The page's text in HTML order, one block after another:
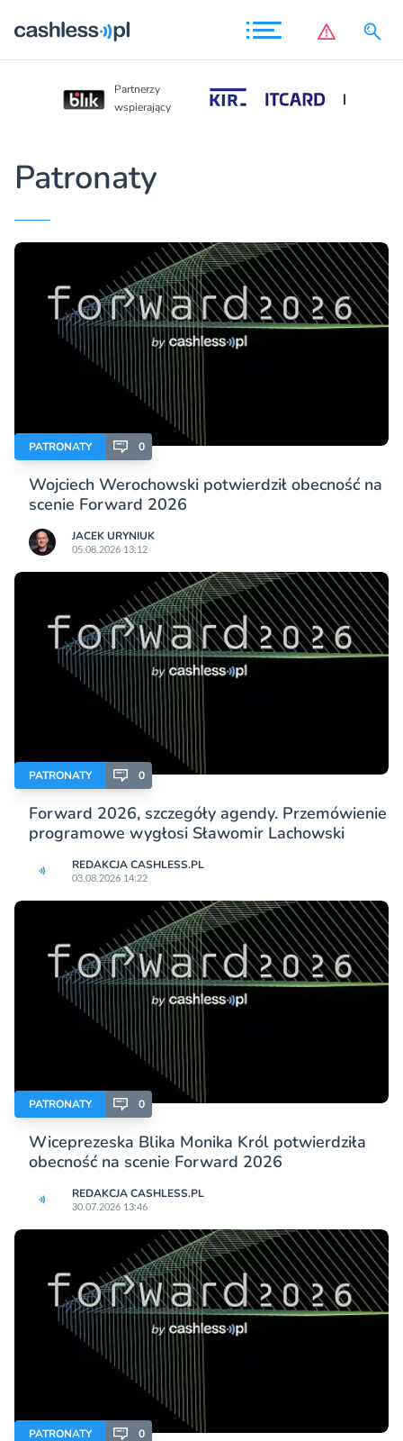
Partnerzy
wspierający
Patronaty
PATRONATY 0
Wojciech Werochowski potwierdził obecność na
scenie Forward 2026
JACEK URYNIUK
05.08.2026 13:12
PATRONATY 0
Forward 2026, szczegóły agendy. Przemówienie
programowe wygłosi Sławomir Lachowski
REDAKCJA CASHLESS.PL
03.08.2026 14:22
PATRONATY 0
Wiceprezeska Blika Monika Król potwierdziła
obecność na scenie Forward 2026
REDAKCJA CASHLESS.PL
30.07.2026 13:46
PATRONATY 0